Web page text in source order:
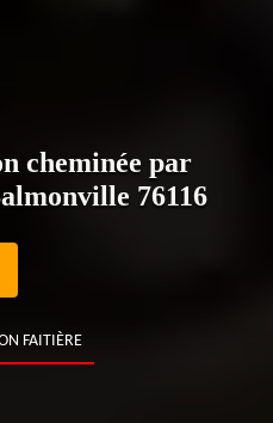
cheminée par
76116
FAITIÈRE